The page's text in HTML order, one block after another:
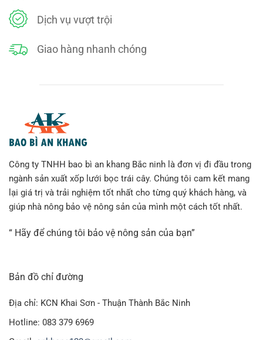
Dịch vụ vượt trội
Giao hàng nhanh chóng
Công ty TNHH bao bì an khang Bắc ninh là đơn vị đi đầu trong
ngành sản xuất xốp lưới bọc trái cây. Chúng tôi cam kết mang
lại giá trị và trải nghiệm tốt nhất cho từng quý khách hàng, và
giúp nhà nông bảo vệ nông sản của mình một cách tốt nhất.
“ Hãy để chúng tôi bảo vệ nông sản của bạn”
Bản đồ chỉ đường
Địa chỉ: KCN Khai Sơn - Thuận Thành Bắc Ninh
Hotline: 083 379 6969